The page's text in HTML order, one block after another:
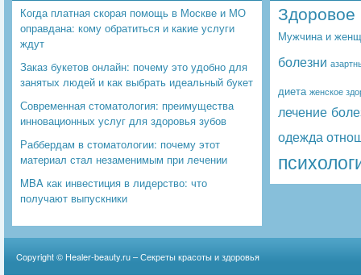
Когда платная скорая помощь в Москве и МО
оправдана: кому обратиться и какие услуги
ждут
Заказ букетов онлайн: почему это удобно для
занятых людей и как выбрать идеальный букет
Современная стоматология: преимущества
инновационных услуг для здоровья зубов
Раббердам в стоматологии: почему этот
материал стал незаменимым при лечении
MBA как инвестиция в лидерство: что
получают выпускники
Здоровое
Мужчина и
болезни
диета женское
лечение
одежда
Copyright © Healer-beauty.ru – Секреты красоты и здоровья